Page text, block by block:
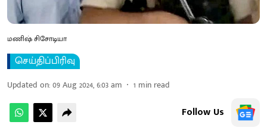
மணிஷ் சிசோடியா
செய்திப்பிரிவு
Updated on:09 Aug 2024, 6:03 am 1 min read
Follow Us